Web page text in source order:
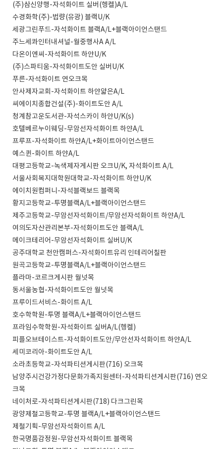
(주)삼신양행-자석화이트 실버(헹켈)A/L
수경화학(주)-법량(유광) 블랙U/K
세광그린푸드-자석화이트 블랙A/L+블랙아이언스탠드
주느세콰인터내셔널-월중행사A A/L
다온이엔씨-자석화이트 하얀U/K
(주)스파티움-자석화이트도안 실버U/K
푸른-자석화이트 연오크목
안사제자교회-자석화이트 하얀얇은A/L
씨에이치종합건설(주)-화이트도안 A/L
청계참고운도서관-자석스카이 하얀U/K(s)
호텔베르누이웨딩-무암선자석화이트 하얀A/L
프루프-자석화이트 하얀A/L+화이트아이언스탠드
예스퀸-화이트 하얀A/L
대평고등학교-녹색제자게시판 오크U/K, 자석화이트 A/L
서울사회복지대학원대학교-자석화이트 하얀U/K
에이치원컴퍼니-자석블랙보드 블랙목
황지고등학교-투명블랙A/L+블랙아이언스탠드
제주고등학교-무암선자석화이트/무암선자석화이트 하얀A/L
여의도자산관리본부-자석화이트도안 블랙A/L
메이크테리어-무암선자석화이트 실버U/K
공주대학교 천안캠퍼스-자석화이트유리 인테리어칠판
원곡고등학교-투명블랙A/L+블랙아이언스탠드
플라마-코르크게시판 월넛목
동서울농협-자석화이트도안 월넛목
프루이드서비스-화이트 A/L
호수학학원-투명 블랙A/L+블랙아이언스탠드
프라임수학학원-자석화이트 실버A/L(헹켈)
피플오브테이스트-자석화이트도안/무안선자석화이트 하얀A/L
세미코리아-화이트도안 A/L
소라초등학교-자석파티션게시판(716) 오크목
남양주시건강가정다문화가족지원센터-자석파티션게시판(716) 연오
크목
네이처로-자석파티션게시판(718) 다크그린목
광양제철고등학교-투명 블랙A/L+블랙아이언스탠드
제철기획-무암선자석화이트 A/L
한국명품감정원-무암선자석화이트 블랙목